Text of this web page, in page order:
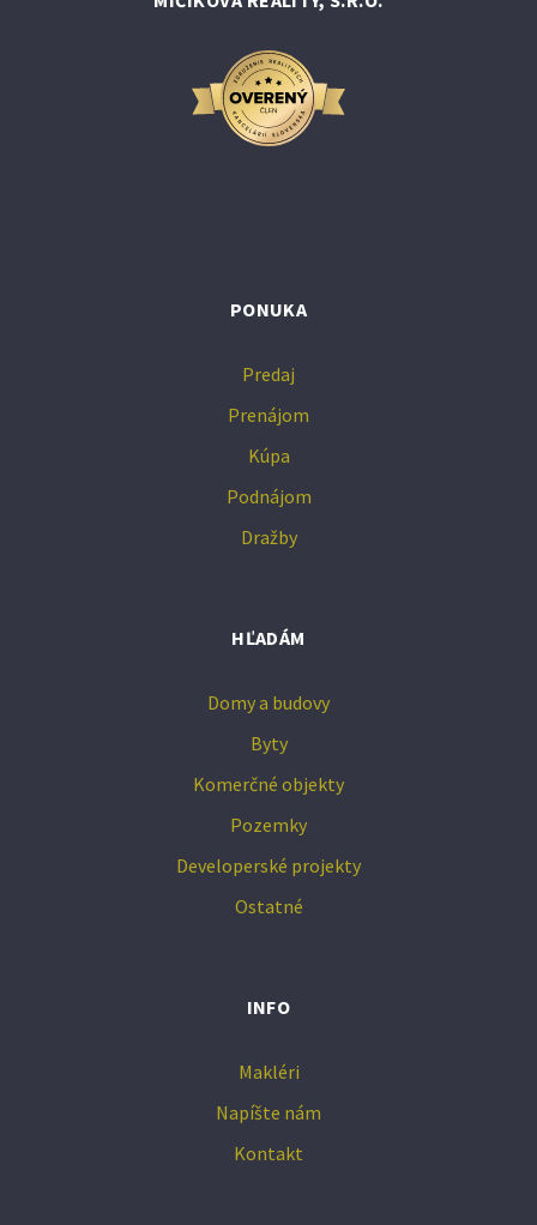
PONUKA
Predaj
Prenájom
Kúpa
Podnájom
Dražby
HĽADÁM
Domy a budovy
Byty
Komerčné objekty
Pozemky
Developerské projekty
Ostatné
INFO
Makléri
Napíšte nám
Kontakt